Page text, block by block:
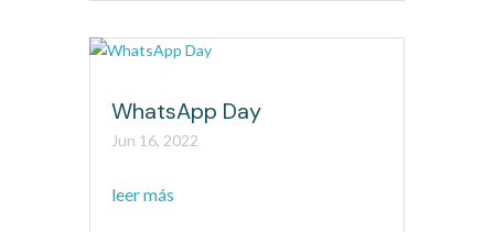
WhatsApp Day
Jun 16, 2022
leer más